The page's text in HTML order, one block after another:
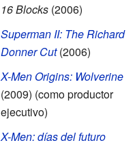
16 Blocks (2006)
Superman II: The Richard
Donner Cut(2006)
X-Men Origins: Wolverine
(2009) (como productor
ejecutivo)
X-Men: días del futuro